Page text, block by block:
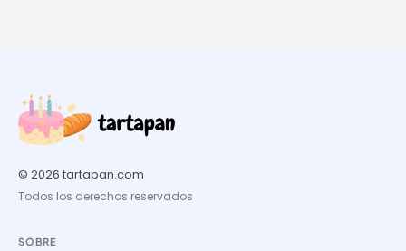
© 2026 tartapan.com
Todos los derechos reservados
SOBRE